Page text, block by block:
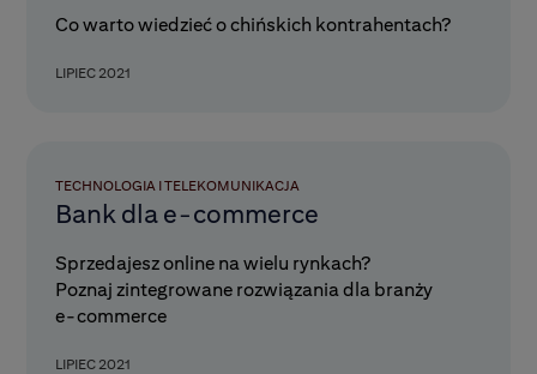
Co warto wiedzieć o chińskich kontrahentach?
LIPIEC 2021
TECHNOLOGIA I TELEKOMUNIKACJA
Bank dla e-commerce
Sprzedajesz online na wielu rynkach?
Poznaj zintegrowane rozwiązania dla branży
e-commerce
LIPIEC 2021